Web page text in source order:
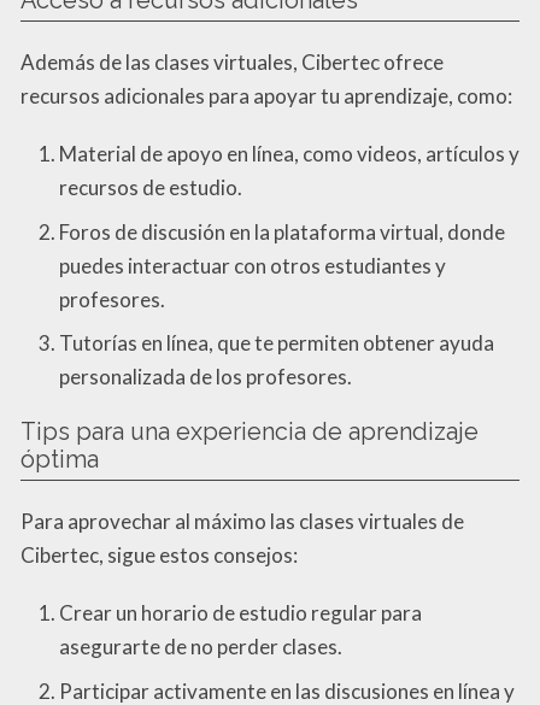
Además de las clases virtuales, Cibertec ofrece
recursos adicionales para apoyar tu aprendizaje, como:
Material de apoyo en línea, como videos, artículos y
recursos de estudio.
Foros de discusión en la plataforma virtual, donde
puedes interactuar con otros estudiantes y
profesores.
Tutorías en línea, que te permiten obtener ayuda
personalizada de los profesores.
Tips para una experiencia de aprendizaje
óptima
Para aprovechar al máximo las clases virtuales de
Cibertec, sigue estos consejos:
Crear un horario de estudio regular para
asegurarte de no perder clases.
Participar activamente en las discusiones en línea y